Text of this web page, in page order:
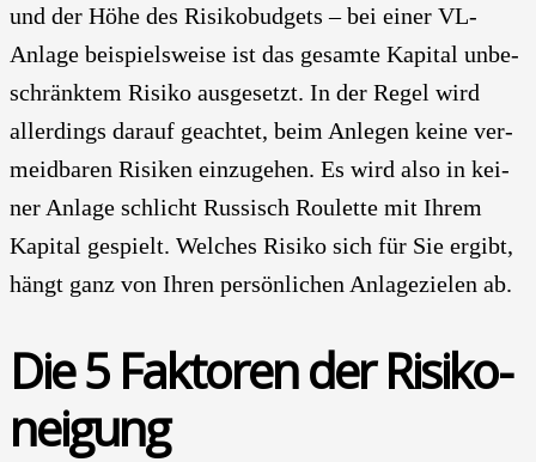
und der Höhe des Risi­ko­bud­gets – bei einer VL-
Anla­ge bei­spiels­wei­se ist das gesam­te Kapi­tal unbe­
schränk­tem Risi­ko aus­ge­setzt. In der Regel wird
aller­dings dar­auf geach­tet, beim Anle­gen kei­ne ver­
meid­ba­ren Risi­ken ein­zu­ge­hen. Es wird also in kei­
ner Anla­ge schlicht Rus­sisch Rou­lette mit Ihrem
Kapi­tal gespielt. Wel­ches Risi­ko sich für Sie ergibt,
hängt ganz von Ihren per­sön­li­chen Anla­ge­zie­len ab.
Die 5 Fak­to­ren der Risi­ko­
nei­gung